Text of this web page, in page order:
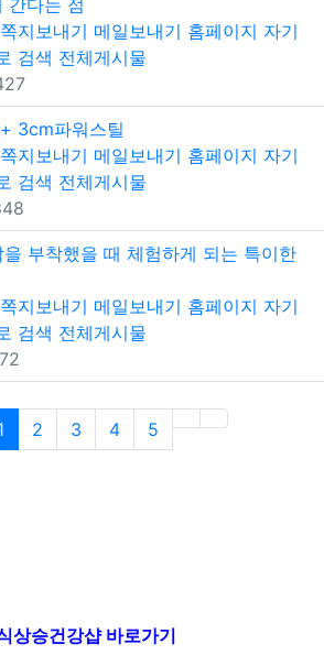
쪽지보내기 메일보내기 홈페이지 자기
검색 전체게시물
3cm파워스틸
쪽지보내기 메일보내기 홈페이지 자기
검색 전체게시물
을 부착했을 때 체험하게 되는 특이한
쪽지보내기 메일보내기 홈페이지 자기
검색 전체게시물
(current)
2 3 4 5 (next)(last)
상승건강샵 바로가기